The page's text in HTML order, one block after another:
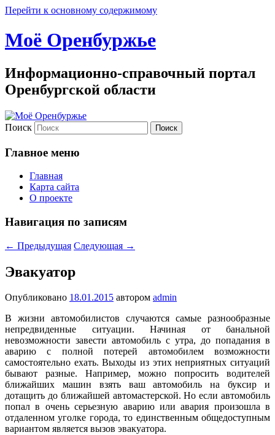
Перейти к основному содержимому
Моё Оренбуржье
Информационно-справочный портал
Оренбургской области
Поиск
Главное меню
Главная
Карта сайта
О проекте
Навигация по записям
← Предыдущая Следующая →
Эвакуатор
Опубликовано 18.01.2015 автором admin
В жизни автомобилистов случаются самые разнообразные
непредвиденные ситуации. Начиная от банальной
невозможности завести автомобиль с утра, до попадания в
аварию с полной потерей автомобилем возможности
самостоятельно ехать. Выходы из этих неприятных ситуаций
бывают разные. Например, можно попросить водителей
ближайших машин взять ваш автомобиль на буксир и
дотащить до ближайшей автомастерской. Но если автомобиль
попал в очень серьезную аварию или авария произошла в
отдаленном уголке города, то единственным общедоступным
вариантом является вызов эвакуатора.